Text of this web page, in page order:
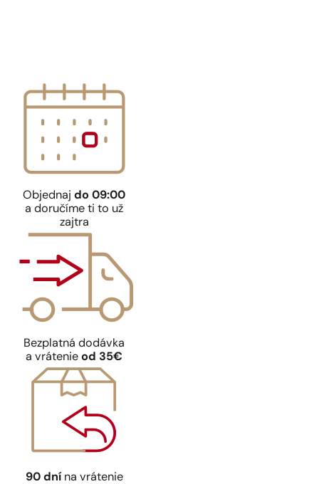
Objednajdo 09:00
a doručíme ti to už
zajtra
Bezplatná dodávka
a vrátenieod 35€
90 dnína vrátenie